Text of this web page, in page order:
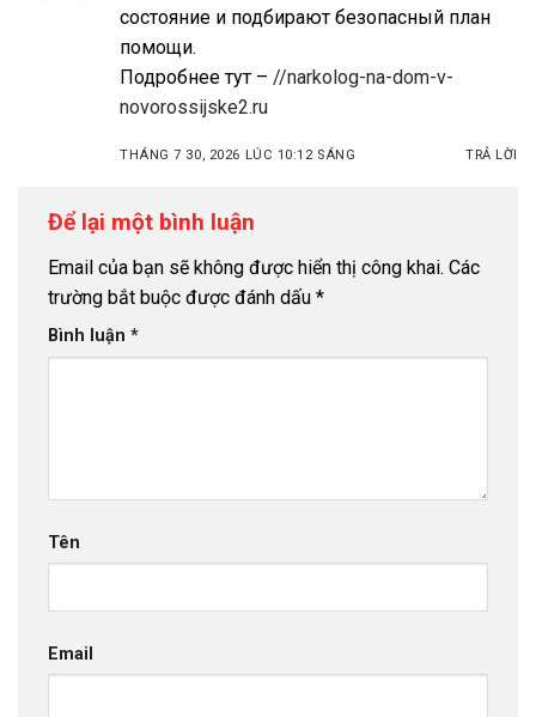
состояние и подбирают безопасный план
помощи.
Подробнее тут – //narkolog-na-dom-v-
novorossijske2.ru
THÁNG 7 30, 2026 LÚC 10:12 SÁNG TRẢ LỜI
Để lại một bình luận
Email của bạn sẽ không được hiển thị công khai. Các
trường bắt buộc được đánh dấu *
Bình luận *
Tên
Email